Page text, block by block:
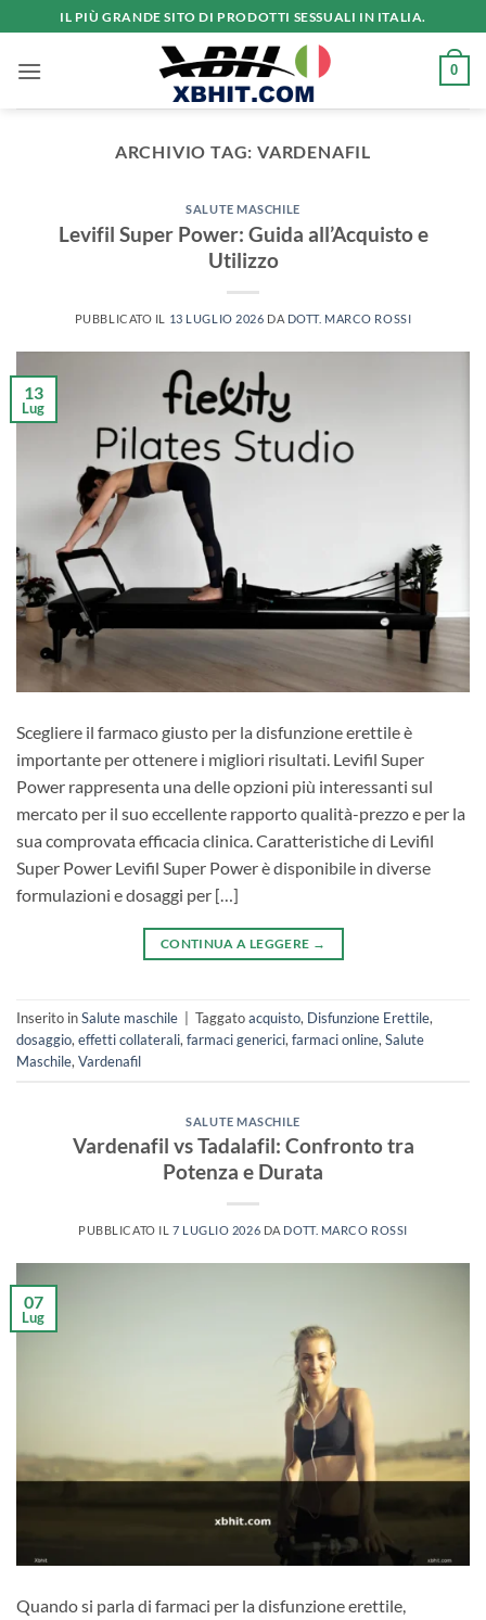
ai
contenuti
IL PIÙ GRANDE SITO DI PRODOTTI SESSUALI IN ITALIA.
0
ARCHIVIO TAG:VARDENAFIL
SALUTE MASCHILE
Levifil Super Power: Guida all’Acquisto e
Utilizzo
PUBBLICATO IL 13 LUGLIO 2026 DA DOTT. MARCO ROSSI
13
Lug
Scegliere il farmaco giusto per la disfunzione erettile è
importante per ottenere i migliori risultati. Levifil Super
Power rappresenta una delle opzioni più interessanti sul
mercato per il suo eccellente rapporto qualità-prezzo e per la
sua comprovata efficacia clinica. Caratteristiche di Levifil
Super Power Levifil Super Power è disponibile in diverse
formulazioni e dosaggi per […]
CONTINUA A LEGGERE →
Inserito inSalute maschile Taggatoacquisto, Disfunzione Erettile,
dosaggio, effetti collaterali, farmaci generici, farmaci online, Salute
Maschile, Vardenafil
SALUTE MASCHILE
Vardenafil vs Tadalafil: Confronto tra
Potenza e Durata
PUBBLICATO IL 7 LUGLIO 2026 DA DOTT. MARCO ROSSI
07
Lug
Quando si parla di farmaci per la disfunzione erettile,